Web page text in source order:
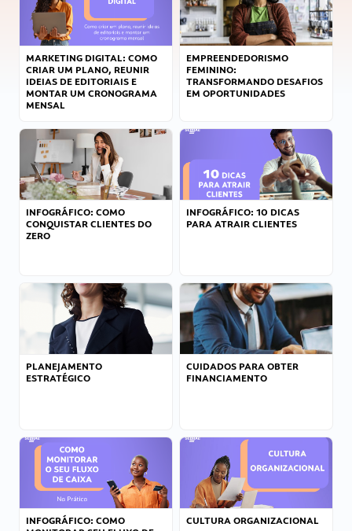
MARKETING DIGITAL: COMO
CRIAR UM PLANO, REUNIR
IDEIAS DE EDITORIAIS E
MONTAR UM CRONOGRAMA
MENSAL
EMPREENDEDORISMO
FEMININO:
TRANSFORMANDO DESAFIOS
EM OPORTUNIDADES
INFOGRÁFICO: COMO
CONQUISTAR CLIENTES DO
ZERO
INFOGRÁFICO: 10 DICAS
PARA ATRAIR CLIENTES
PLANEJAMENTO
ESTRATÉGICO
CUIDADOS PARA OBTER
FINANCIAMENTO
INFOGRÁFICO: COMO
CULTURA ORGANIZACIONAL